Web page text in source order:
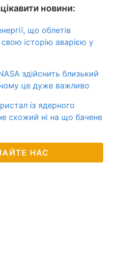
новини:
що облетів
історію аварією у
здійснить близький
це дуже важливо
із ядерного
схожий ні на що бачене
НАС